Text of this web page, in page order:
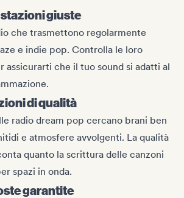
giuste
che trasmettono regolarmente
e indie pop. Controlla le loro
assicurarti che il tuo sound si adatti al
di qualità
radio dream pop cercano brani ben
e atmosfere avvolgenti. La qualità
quanto la scrittura delle canzoni
spazi in onda.
garantite